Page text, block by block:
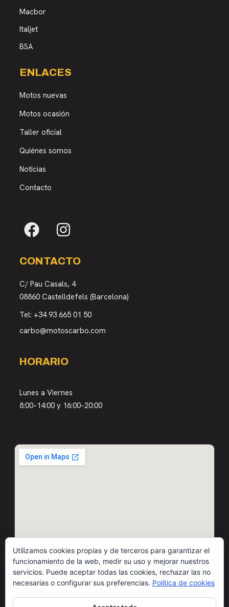
Macbor
Italjet
BSA
ENLACES
Motos nuevas
Motos ocasión
Taller oficial
Quiénes somos
Noticias
Contacto
CONTACTO
C/ Pau Casals, 4
08860 Castelldefels (Barcelona)
Tel: +34 93 665 01 50
carbo@motoscarbo.com
HORARIO
Lunes a Viernes
8:00–14:00 y 16:00–20:00
Utilizamos cookies propias y de terceros para garantizar el
funcionamiento de la web, medir su uso y mejorar nuestros
servicios. Puede aceptar todas las cookies, rechazar las no
necesarias o configurar sus preferencias. Política de cookies